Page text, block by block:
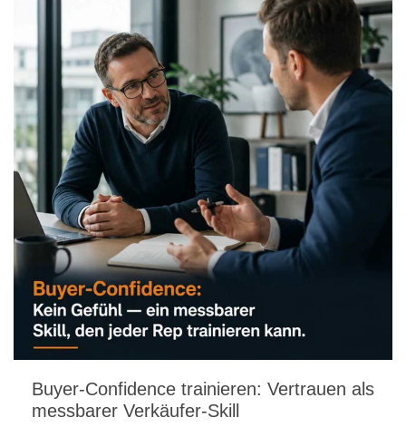
Buyer-Confidence trainieren: Vertrauen als
messbarer Verkäufer-Skill